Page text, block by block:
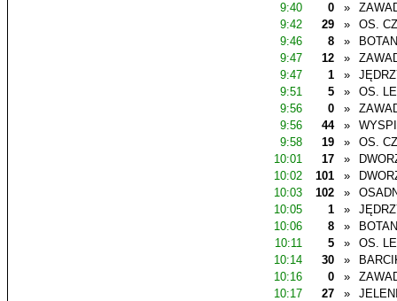
9:40 0 »
9:42
29 »
OS.
9:46
8 »
9:47
12 »
9:47
1 »
9:51
5 »
OS.
9:56
0 »
9:56
44 »
9:58
19 »
OS.
10:01
17 »
10:02
101 »
10:03
102 »
10:05
1 »
10:06
8 »
10:11
5 »
OS.
10:14
30 »
10:16
0 »
10:17
27 »